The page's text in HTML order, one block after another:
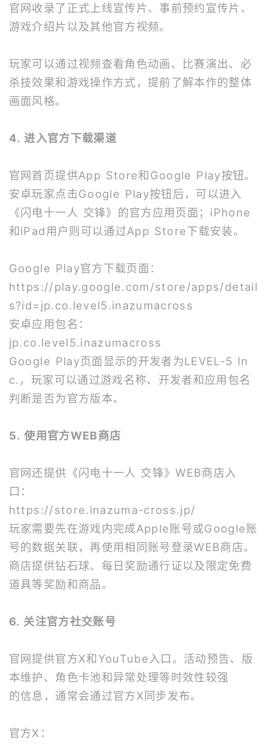
官网收录了正式上线宣传片、事前预约宣传片、
游戏介绍片以及其他官方视频。
玩家可以通过视频查看角色动画、比赛演出、必
杀技效果和游戏操作方式，提前了解本作的整体
画面风格。
4. 进入官方下载渠道
官网首页提供App Store和Google Play按钮。
安卓玩家点击Google Play按钮后，可以进入
《闪电十一人 交锋》的官方应用页面；iPhone
和iPad用户则可以通过App Store下载安装。
Google Play官方下载页面：
https://play.google.com/store/apps/detail
s?id=jp.co.level5.inazumacross
安卓应用包名：
jp.co.level5.inazumacross
Google Play页面显示的开发者为LEVEL-5 In
c.，玩家可以通过游戏名称、开发者和应用包名
判断是否为官方版本。
5. 使用官方WEB商店
官网还提供《闪电十一人 交锋》WEB商店入
口：
https://store.inazuma-cross.jp/
玩家需要先在游戏内完成Apple账号或Google账
号的数据关联，再使用相同账号登录WEB商店。
商店提供钻石球、每日奖励通行证以及限定免费
道具等奖励和商品。
6. 关注官方社交账号
官网提供官方X和YouTube入口。活动预告、版
本维护、角色卡池和异常处理等时效性较强
的信息，通常会通过官方X同步发布。
官方X：